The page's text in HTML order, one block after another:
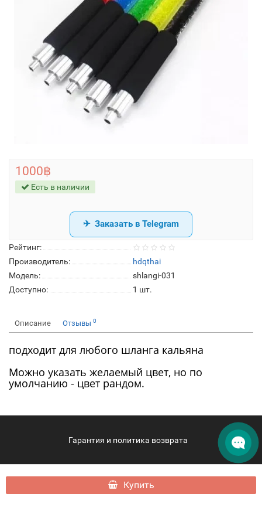
Рейтинг:
Производитель:
hdqthai
Модель:
shlangi-031
Доступно:
1 шт.
1000฿
Есть в наличии
Купить
Заказать в Telegram
Описание Отзывы 0
подходит для любого шланга кальяна
Можно указать желаемый цвет, но по
умолчанию - цвет рандом.
Гарантия и политика возврата
hqdphangan.com - HQD Phangan © 2026